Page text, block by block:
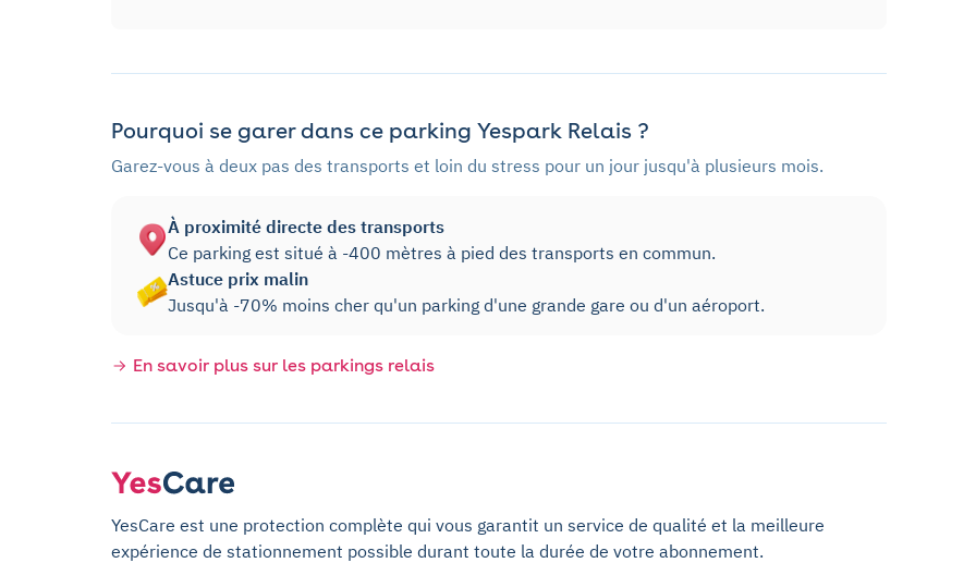
Pourquoi se garer dans ce parking Yespark Relais ?
Garez-vous à deux pas des transports et loin du stress pour un jour jusqu'à plusieurs mois.
À proximité directe des transports
Ce parking est situé à -400 mètres à pied des transports en commun.
Astuce prix malin
Jusqu'à -70% moins cher qu'un parking d'une grande gare ou d'un aéroport.
En savoir plus sur les parkings relais
YesCare est une protection complète qui vous garantit un service de qualité et la meilleure
expérience de stationnement possible durant toute la durée de votre abonnement.